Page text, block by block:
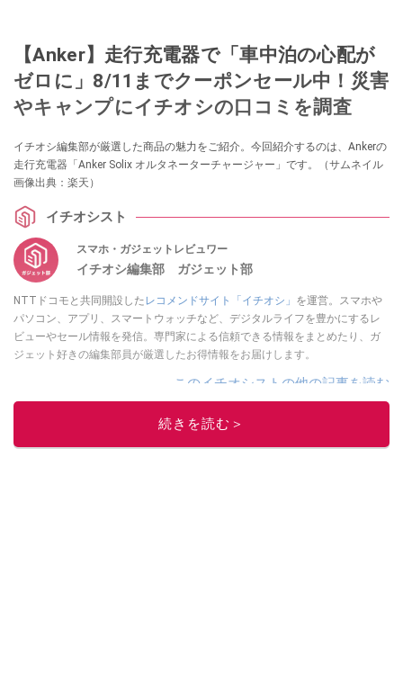
【Anker】走行充電器で「車中泊の心配が
ゼロに」8/11までクーポンセール中！災害
やキャンプにイチオシの口コミを調査
イチオシ編集部が厳選した商品の魅力をご紹介。今回紹介するのは、Ankerの
走行充電器「Anker Solix オルタネーターチャージャー」です。（サムネイル
画像出典：楽天）
イチオシスト
スマホ・ガジェットレビュワー
イチオシ編集部 ガジェット部
NTTドコモと共同開設した レコメンドサイト「イチオシ」 を運営。スマホや
パソコン、アプリ、スマートウォッチなど、デジタルライフを豊かにするレ
ビューやセール情報を発信。専門家による信頼できる情報をまとめたり、ガ
ジェット好きの編集部員が厳選したお得情報をお届けします。
このイチオシストの他の記事を読む
続きを読む＞